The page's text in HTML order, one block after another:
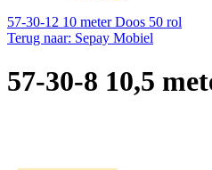
57-30-12 10 meter Doos 50 rol
Terug naar: Sepay Mobiel
57-30-8 10,5